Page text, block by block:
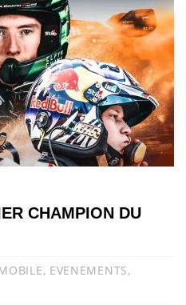
CHAMPION DU
, EVENEMENTS,